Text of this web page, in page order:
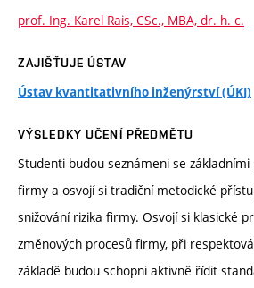
prof. Ing. Karel Rais, CSc., MBA, dr. h. c.
ZAJIŠŤUJE ÚSTAV
Ústav kvantitativního inženýrství (ÚKI)
VÝSLEDKY UČENÍ PŘEDMĚTU
Studenti budou seznámeni se
firmy a osvojí si tradiční metodické
snižování rizika firmy. Osvojí si klasické
změnových procesů firmy, při
základě budou schopni aktivně řídit